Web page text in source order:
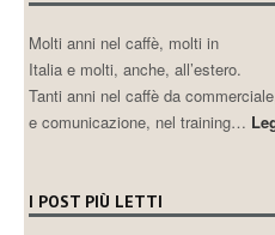
Molti anni nel caffè, molti in
Italia e molti, anche, all’estero.
Tanti anni nel caffè da
e comunicazione, nel training…
I POST PIÙ LETTI